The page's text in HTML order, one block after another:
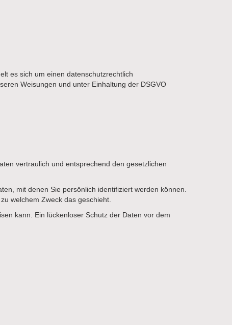
es sich um einen datenschutzrechtlich
Weisungen und unter Einhaltung der DSGVO
vertraulich und entsprechend den gesetzlichen
mit denen Sie persönlich identifiziert werden können.
welchem Zweck das geschieht.
kann. Ein lückenloser Schutz der Daten vor dem